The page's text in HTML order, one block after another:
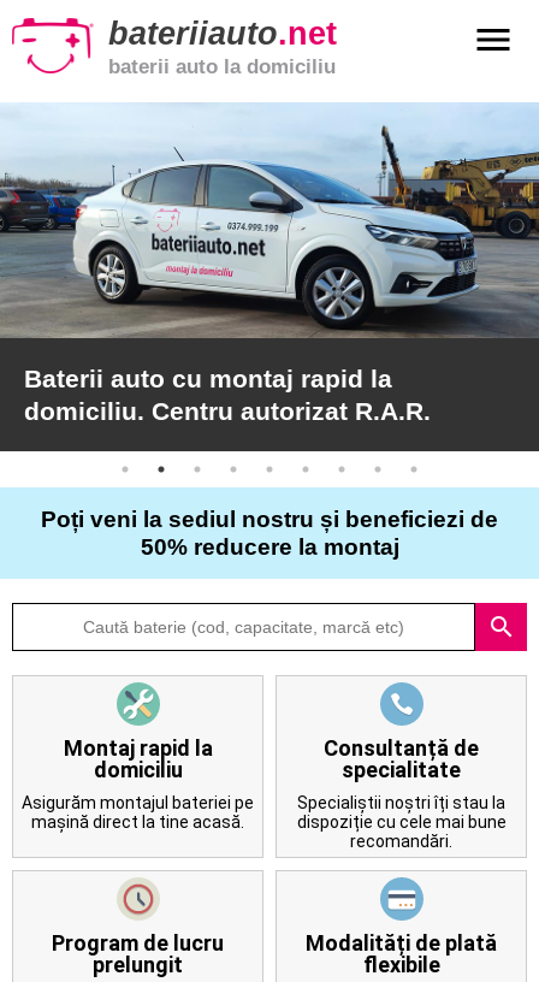
bateriiauto.net
baterii auto la domiciliu
menu
Baterii
moto
Baterii
de
camion
Articole
Despre
Contact
Baterii auto cu montaj rapid la
domiciliu. Centru autorizat R.A.R.
Poți veni la sediul nostru și beneficiezi de
50% reducere la montaj
search
Montaj rapid la
domiciliu
Asigurăm montajul bateriei pe
mașină direct la tine acasă.
Consultanță de
specialitate
Specialiștii noștri îți stau la
dispoziție cu cele mai bune
recomandări.
Program de lucru
prelungit
Modalități de plată
flexibile